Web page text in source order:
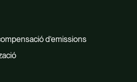
d’emissions